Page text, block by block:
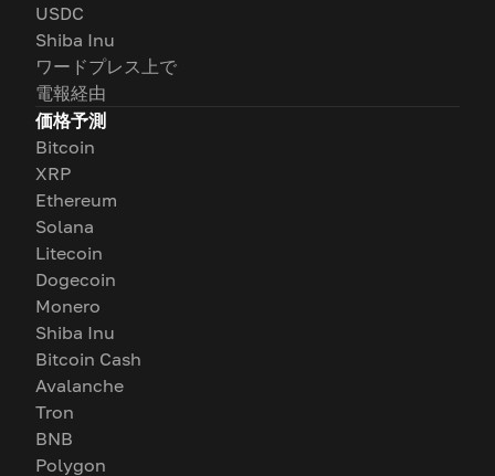
USDC
Shiba Inu
ワードプレス上で
電報経由
価格予測
Bitcoin
XRP
Ethereum
Solana
Litecoin
Dogecoin
Monero
Shiba Inu
Bitcoin Cash
Avalanche
Tron
BNB
Polygon